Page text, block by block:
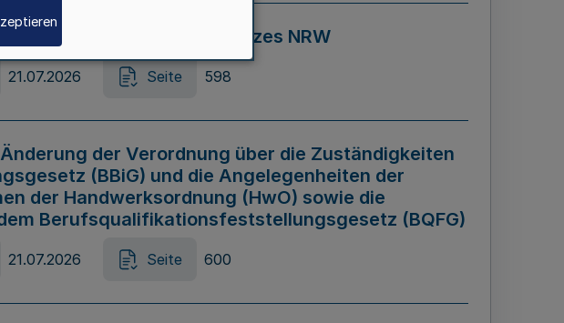
Online-Casinospiel Gesetzes NRW
21.07.2026 Seite 598
der Verordnung über die Zuständigkeiten
(BBiG) und die Angelegenheiten der
der Handwerksordnung (HwO) sowie die
Berufsqualifikationsfeststellungsgesetz (BQFG)
21.07.2026 Seite 600